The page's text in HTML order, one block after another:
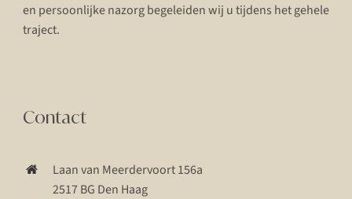
en persoonlijke nazorg begeleiden wij u tijdens het gehele
traject.
Contact
Laan van Meerdervoort 156a
2517 BG Den Haag